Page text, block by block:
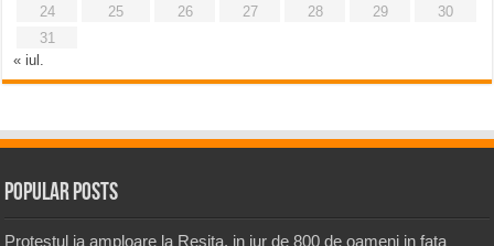
24
25 26 27 28 29
30
31
« iul.
Popular Posts
Protestul ia amploare la Resita, in jur de 800 de oameni in fata